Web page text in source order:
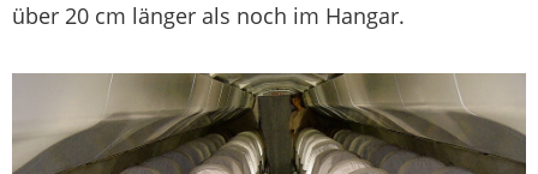
über 20 cm länger als noch im Hangar.